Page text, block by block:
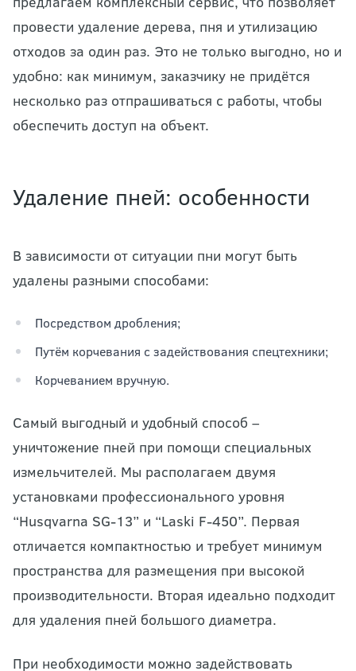
провести удаление дерева, пня и утилизацию
отходов за один раз. Это не только выгодно, но и
удобно: как минимум, заказчику не придётся
несколько раз отпрашиваться с работы, чтобы
обеспечить доступ на объект.
Удаление пней: особенности
В зависимости от ситуации пни могут быть
удалены разными способами:
Посредством дробления;
Путём корчевания с задействования спецтехники;
Корчеванием вручную.
Самый выгодный и удобный способ –
уничтожение пней при помощи специальных
измельчителей. Мы располагаем двумя
установками профессионального уровня
“Husqvarna SG-13” и “Laski F-450”. Первая
отличается компактностью и требует минимум
пространства для размещения при высокой
производительности. Вторая идеально подходит
для удаления пней большого диаметра.
При необходимости можно задействовать